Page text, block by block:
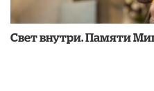
​Свет внутри. Памяти